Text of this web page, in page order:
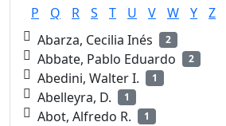
P
Q R S T U V W Y
Z
Abarza, Cecilia Inés
2
Abbate, Pablo Eduardo 2
Abedini, Walter I. 1
Abelleyra, D. 1
Abot, Alfredo R. 1